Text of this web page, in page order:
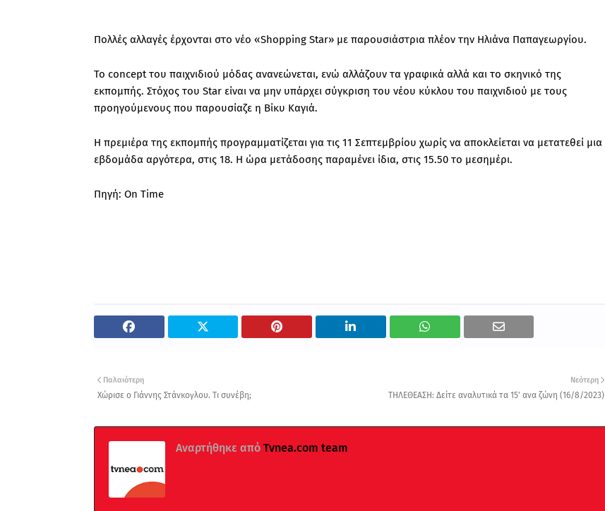
Πολλές αλλαγές έρχονται στο νέο «Shopping Star» με παρουσιάστρια πλέον την Ηλιάνα Παπαγεωργίου.
Το concept του παιχνιδιού μόδας ανανεώνεται, ενώ αλλάζουν τα γραφικά αλλά και το σκηνικό της
εκπομπής. Στόχος του Star είναι να μην υπάρχει σύγκριση του νέου κύκλου του παιχνιδιού με τους
προηγούμενους που παρουσίαζε η Βίκυ Καγιά.
Η πρεμιέρα της εκπομπής προγραμματίζεται για τις 11 Σεπτεμβρίου χωρίς να αποκλείεται να μετατεθεί μια
εβδομάδα αργότερα, στις 18. Η ώρα μετάδοσης παραμένει ίδια, στις 15.50 το μεσημέρι.
Πηγή: On Time
Νεότερη
ΤΗΛΕΘΕΑΣΗ: Δείτε αναλυτικά τα 15' ανα ζώνη (16/8/2023)
Παλαιότερη
Χώρισε ο Γιάννης Στάνκογλου. Τι συνέβη;
Αναρτήθηκε από Τvnea.com team